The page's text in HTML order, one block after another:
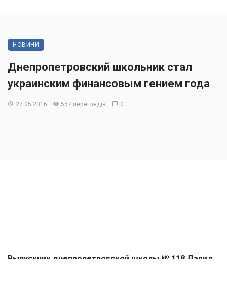
НОВИНИ
Днепропетровский школьник стал
украинским финансовым гением года
27.05.2016 557 переглядів 0
Выпускник днепропетровской школы № 118 Дэвид